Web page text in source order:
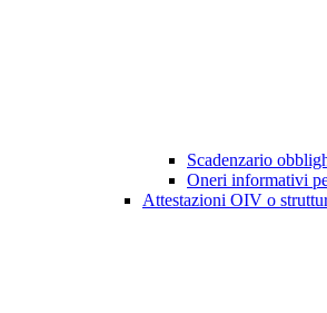
Scadenzario
Oneri informativi
Attestazioni OIV o